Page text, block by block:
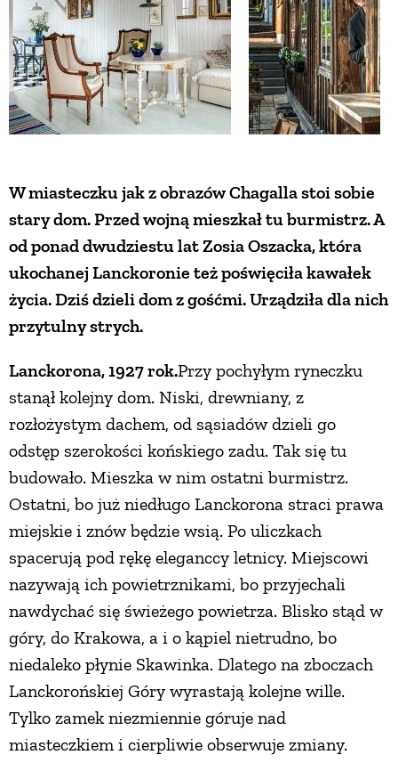
W miasteczku jak z obrazów Chagalla stoi sobie
stary dom. Przed wojną mieszkał tu burmistrz. A
od ponad dwudziestu lat Zosia Oszacka, która
ukochanej Lanckoronie też poświęciła kawałek
życia. Dziś dzieli dom z gośćmi. Urządziła dla nich
przytulny strych.
Lanckorona, 1927 rok.Przy pochyłym ryneczku
stanął kolejny dom. Niski, drewniany, z
rozłożystym dachem, od sąsiadów dzieli go
odstęp szerokości końskiego zadu. Tak się tu
budowało. Mieszka w nim ostatni burmistrz.
Ostatni, bo już niedługo Lanckorona straci prawa
miejskie i znów będzie wsią. Po uliczkach
spacerują pod rękę eleganccy letnicy. Miejscowi
nazywają ich powietrznikami, bo przyjechali
nawdychać się świeżego powietrza. Blisko stąd w
góry, do Krakowa, a i o kąpiel nietrudno, bo
niedaleko płynie Skawinka. Dlatego na zboczach
Lanckorońskiej Góry wyrastają kolejne wille.
Tylko zamek niezmiennie góruje nad
miasteczkiem i cierpliwie obserwuje zmiany.
GRZYBY
KRAJOBRAZ
RZEMIOSŁO
ZWYCZAJE
PRZEPISY
ŚNIADANIA
PRZYSTAWKI
DANIA GŁÓWNE
CIASTA I DESERY
DODATKI